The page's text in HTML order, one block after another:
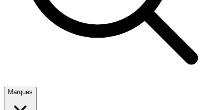
Marques